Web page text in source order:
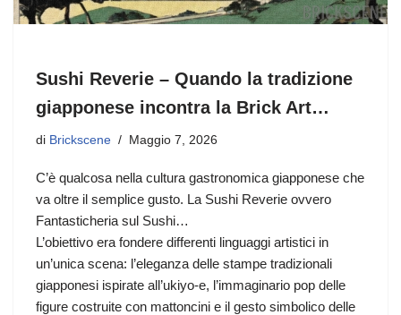
Sushi Reverie – Quando la tradizione
giapponese incontra la Brick Art…
di Brickscene Maggio 7, 2026
C’è qualcosa nella cultura gastronomica giapponese che
va oltre il semplice gusto. La Sushi Reverie ovvero
Fantasticheria sul Sushi…
L’obiettivo era fondere differenti linguaggi artistici in
un’unica scena: l’eleganza delle stampe tradizionali
giapponesi ispirate all’ukiyo-e, l’immaginario pop delle
figure costruite con mattoncini e il gesto simbolico delle